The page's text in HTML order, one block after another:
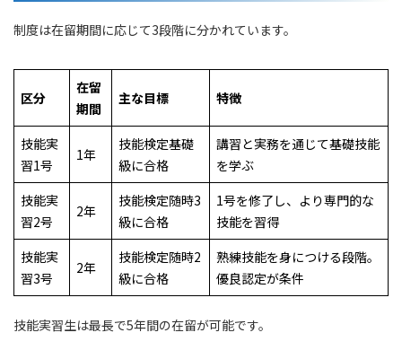
制度は在留期間に応じて3段階に分かれています。
区分
在留
期間
主な目標 特徴
技能実
習1号
1年
技能検定基礎
級に合格
講習と実務を通じて基礎技能
を学ぶ
技能実
習2号
2年
技能検定随時3
級に合格
1号を修了し、より専門的な
技能を習得
技能実
習3号
2年
技能検定随時2
級に合格
熟練技能を身につける段階。
優良認定が条件
技能実習生は最長で5年間の在留が可能です。